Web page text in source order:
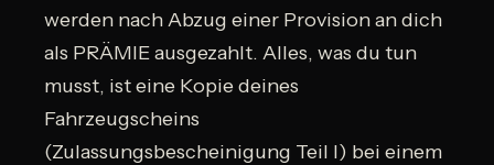
werden nach Abzug einer Provision an dich
als PRÄMIE ausgezahlt. Alles, was du tun
musst, ist eine Kopie deines
Fahrzeugscheins
(Zulassungsbescheinigung Teil I) bei einem